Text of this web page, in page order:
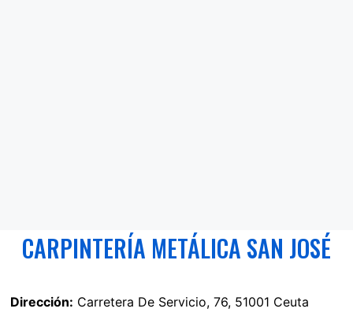
CARPINTERÍA METÁLICA SAN JOSÉ
Dirección: Carretera De Servicio, 76, 51001 Ceuta